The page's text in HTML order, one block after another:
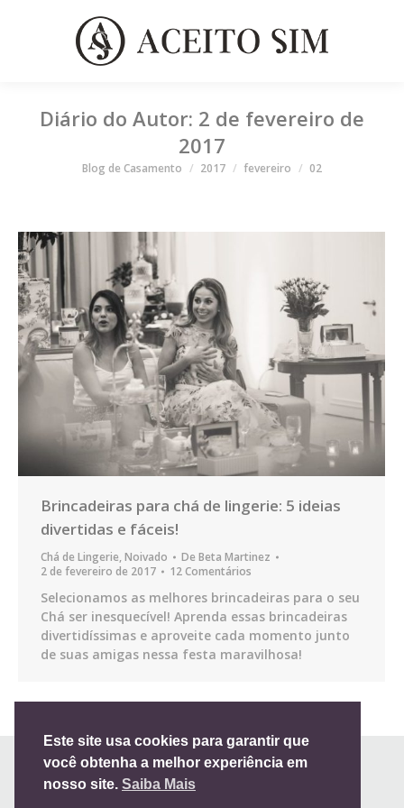
Diário do Autor: 2 de fevereiro de
2017
Você está aqui
Blog de Casamento 2017 fevereiro 02
Brincadeiras para chá de lingerie: 5 ideias
divertidas e fáceis!
Chá de Lingerie,Noivado De Beta Martinez
2 de fevereiro de 2017
12 Comentários
Selecionamos as melhores brincadeiras para o seu
Chá ser inesquecível! Aprenda essas brincadeiras
divertidíssimas e aproveite cada momento junto
de suas amigas nessa festa maravilhosa!
Este site usa cookies para garantir que
você obtenha a melhor experiência em
nosso site. Saiba Mais